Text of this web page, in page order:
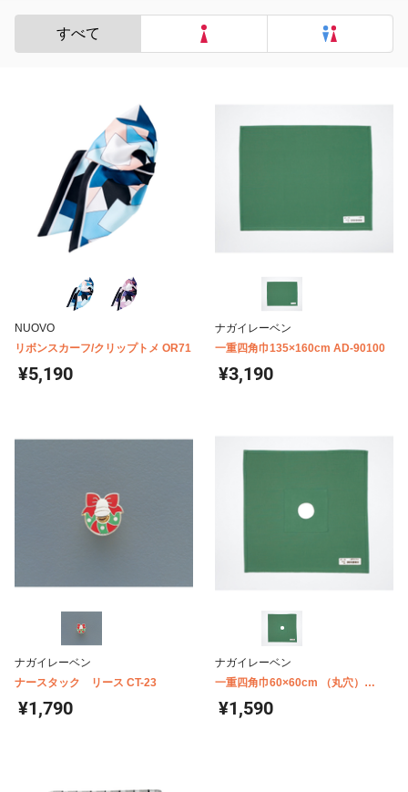
すべて
NUOVO
リボンスカーフ/クリップトメ OR71
¥5,190
ナガイレーベン
一重四角巾135×160cm AD-90100
¥3,190
ナガイレーベン
ナースタック リース CT-23
¥1,790
ナガイレーベン
一重四角巾60×60cm （丸穴）
φ6cm AD-90301
¥1,590